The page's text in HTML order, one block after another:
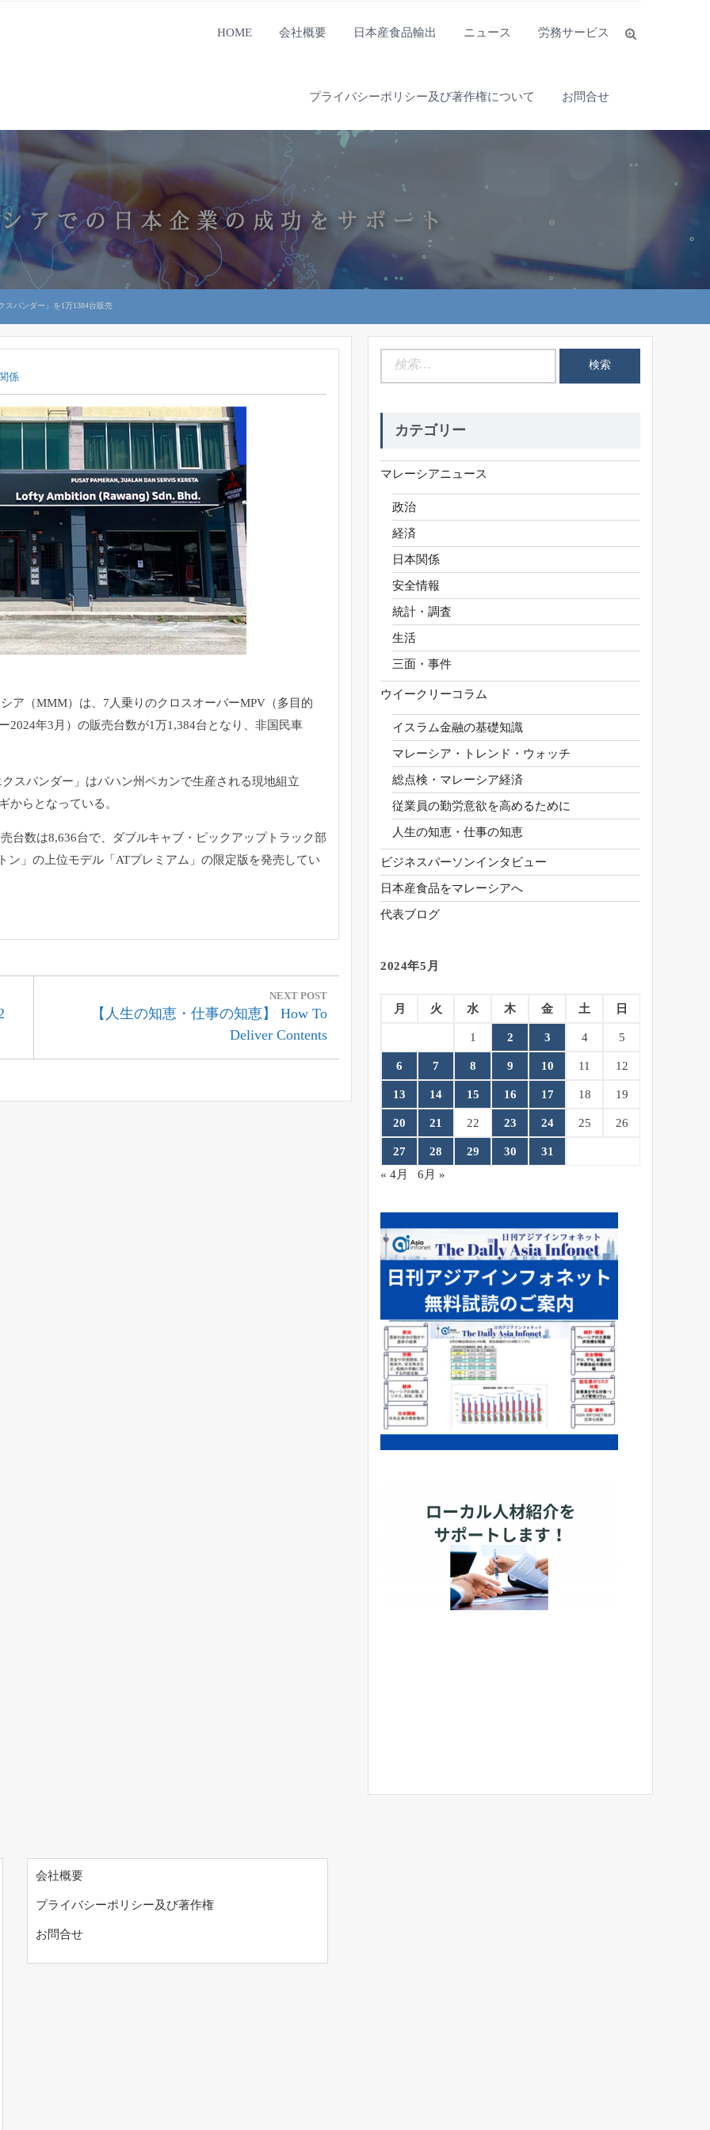
HOME 会社概要 日本産食品輸出 ニュース 労務サービス
プライバシーポリシー及び著作権について お問合せ
スパンダー」を1万1384台販売
係
ア（MMM）は、7人乗りのクロスオーバーMPV（多目的
2024年3月）の販売台数が1万1,384台となり、非国民車
スパンダー」はパハン州ペカンで生産される現地組立
からとなっている。
台数は8,636台で、ダブルキャブ・ピックアップトラック部
」の上位モデル「ATプレミアム」の限定版を発売してい
NEXT POST
Next
【人生の知恵・仕事の知恵】 How To
Deliver Contents
カテゴリー
マレーシアニュース
政治
経済
日本関係
安全情報
統計・調査
生活
三面・事件
ウイークリーコラム
イスラム金融の基礎知識
マレーシア・トレンド・ウォッチ
総点検・マレーシア経済
従業員の勤労意欲を高めるために
人生の知恵・仕事の知恵
ビジネスパーソンインタビュー
日本産食品をマレーシアへ
代表ブログ
2024年5月
月 火 水 木 金 土 日
1 2 3 4 5
6 7 8 9 10 11 12
13 14 15 16 17 18 19
20 21 22 23 24 25 26
27 28 29 30
31
« 4月
6月 »
会社概要
プライバシーポリシー及び著作権
お問合せ